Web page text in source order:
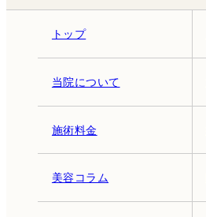
トップ
当院について
施術料金
美容コラム